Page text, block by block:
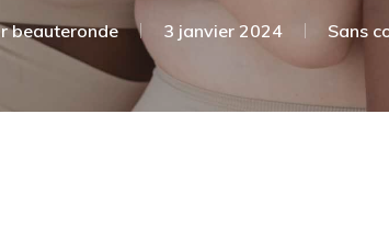
beauteronde 3 janvier 2024 Sans